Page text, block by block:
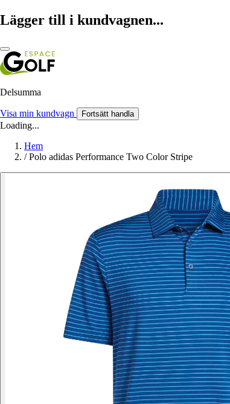
Lägger till i kundvagnen...
Delsumma
Visa min kundvagn Fortsätt handla
Loading...
Hem
/ Polo adidas Performance Two Color Stripe